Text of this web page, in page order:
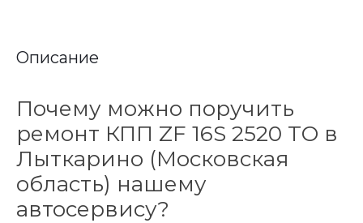
Описание
Почему можно поручить
ремонт КПП ZF 16S 2520 TO в
Лыткарино (Московская
область) нашему
автосервису?